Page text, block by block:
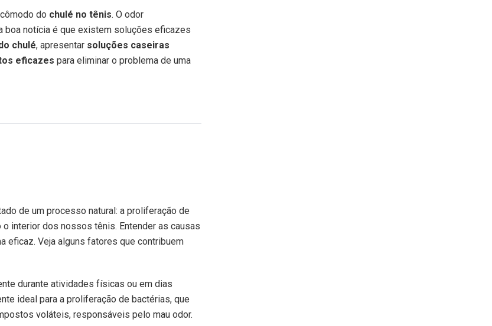
do chulé no tênis. O odor
boa notícia é que existem soluções eficazes
chulé, apresentar soluções caseiras
eficazes para eliminar o problema de uma
de um processo natural: a proliferação de
interior dos nossos tênis. Entender as causas
eficaz. Veja alguns fatores que contribuem
durante atividades físicas ou em dias
ideal para a proliferação de bactérias, que
voláteis, responsáveis pelo mau odor.